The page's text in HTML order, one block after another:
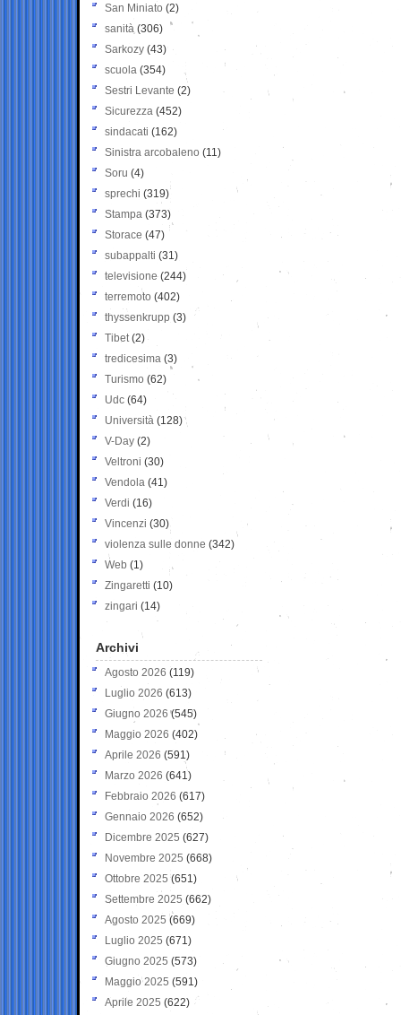
San Miniato (2)
sanità (306)
Sarkozy (43)
scuola (354)
Sestri Levante (2)
Sicurezza (452)
sindacati (162)
Sinistra arcobaleno (11)
Soru (4)
sprechi (319)
Stampa (373)
Storace (47)
subappalti (31)
televisione(244)
terremoto (402)
thyssenkrupp (3)
Tibet(2)
tredicesima (3)
Turismo (62)
Udc (64)
Università (128)
V-Day (2)
Veltroni (30)
Vendola (41)
Verdi (16)
Vincenzi (30)
violenza sulle donne (342)
Web (1)
Zingaretti (10)
zingari (14)
Archivi
Agosto 2026 (119)
Luglio 2026 (613)
Giugno 2026 (545)
Maggio 2026 (402)
Aprile 2026 (591)
Marzo 2026 (641)
Febbraio 2026 (617)
Gennaio 2026 (652)
Dicembre 2025 (627)
Novembre 2025 (668)
Ottobre 2025 (651)
Settembre 2025 (662)
Agosto 2025 (669)
Luglio 2025 (671)
Giugno 2025 (573)
Maggio 2025 (591)
Aprile 2025 (622)